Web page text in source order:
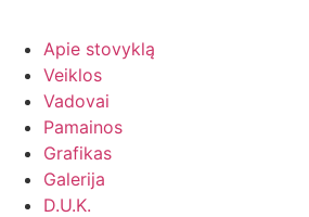
Apie stovyklą
Veiklos
Vadovai
Pamainos
Grafikas
Galerija
D.U.K.